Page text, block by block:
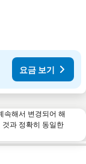
요금 보기
속해서 변경되어 해
과 정확히 동일한